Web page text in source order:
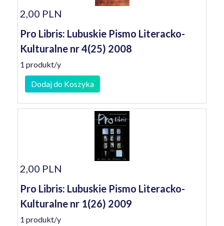
2,00 PLN
Pro Libris: Lubuskie Pismo Literacko-
Kulturalne nr 4(25) 2008
1 produkt/y
Dodaj do Koszyka
2,00 PLN
Pro Libris: Lubuskie Pismo Literacko-
Kulturalne nr 1(26) 2009
1 produkt/y